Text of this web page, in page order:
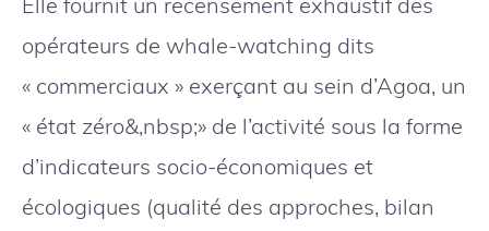
opérateurs de whale-watching dits
« commerciaux » exerçant au sein d’Agoa, un
« état zéro&,nbsp;» de l’activité sous la forme
d’indicateurs socio-économiques et
écologiques (qualité des approches, bilan